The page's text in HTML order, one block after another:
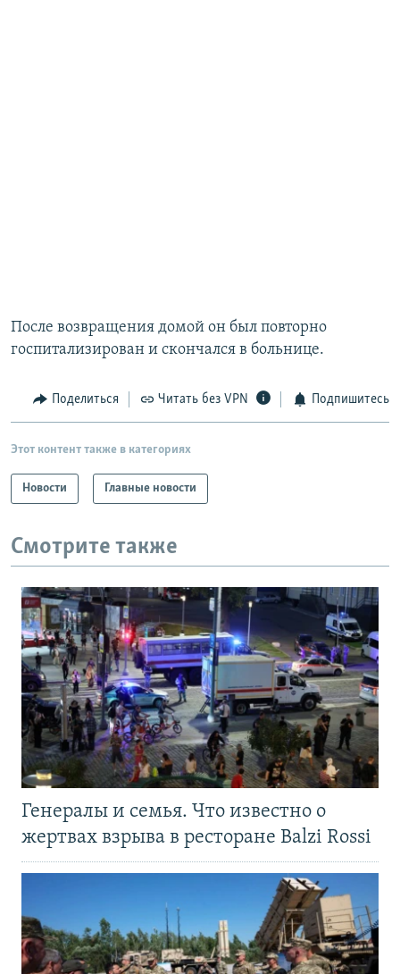
После возвращения домой он был повторно
госпитализирован и скончался в больнице.
Поделиться Читать без VPN Подпишитесь
Этот контент также в категориях
Новости Главные новости
Смотрите также
Генералы и семья. Что известно о
жертвах взрыва в ресторане Balzi Rossi